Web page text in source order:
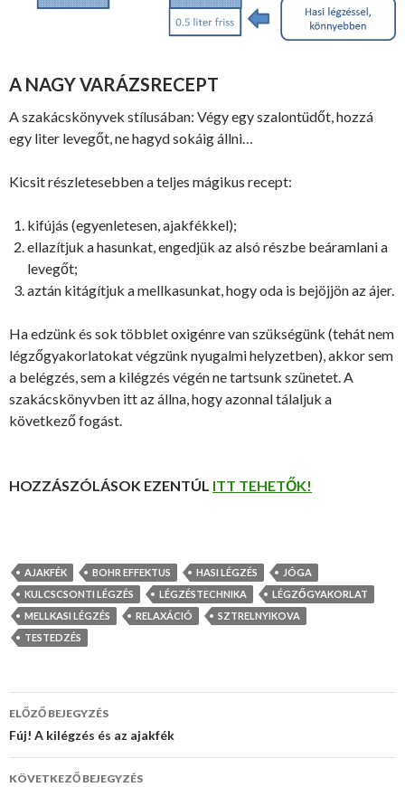
A NAGY VARÁZSRECEPT
A szakácskönyvek stílusában: Végy egy szalontüdőt, hozzá
egy liter levegőt, ne hagyd sokáig állni…
Kicsit részletesebben a teljes mágikus recept:
kifújás (egyenletesen, ajakfékkel);
ellazítjuk a hasunkat, engedjük az alsó részbe beáramlani a
levegőt;
aztán kitágítjuk a mellkasunkat, hogy oda is bejöjjön az ájer.
Ha edzünk és sok többlet oxigénre van szükségünk (tehát nem
légzőgyakorlatokat végzünk nyugalmi helyzetben), akkor sem
a belégzés, sem a kilégzés végén ne tartsunk szünetet. A
szakácskönyvben itt az állna, hogy azonnal tálaljuk a
következő fogást.
HOZZÁSZÓLÁSOK EZENTÚL ITT TEHETŐK!
AJAKFÉK BOHR EFFEKTUS HASI LÉGZÉS
JÓGA
KULCSCSONTI LÉGZÉS
LÉGZÉSTECHNIKA
LÉGZŐGYAKORLAT
MELLKASI LÉGZÉS
RELAXÁCIÓ
SZTRELNYIKOVA
TESTEDZÉS
Bejegyzés
navigáció
ELŐZŐ BEJEGYZÉS
Fúj! A kilégzés és az ajakfék
KÖVETKEZŐ BEJEGYZÉS